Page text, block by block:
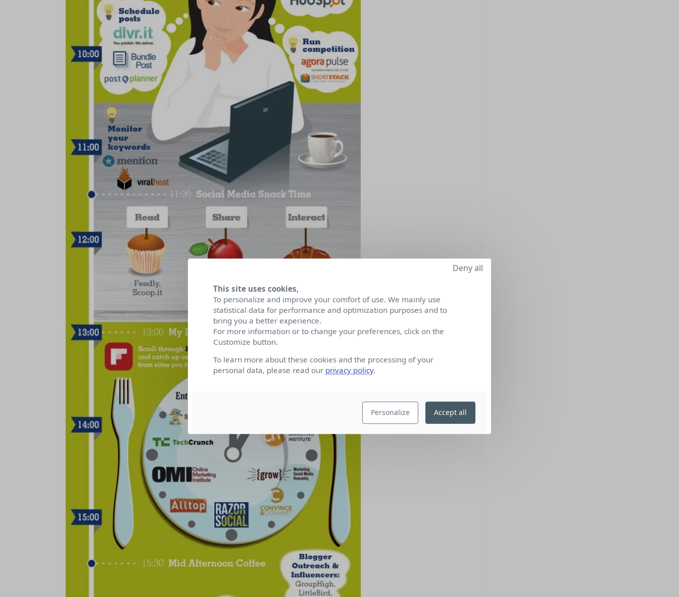
This site uses cookies,
To personalize and improve your comfort of use. We mainly use
statistical data for performance and optimization purposes and to
bring you a better experience.
For more information or to change your preferences, click on the
Customize button.
To learn more about these cookies and the processing of your
personal data, please read our privacy policy.
Personalize
Deny all
Accept all